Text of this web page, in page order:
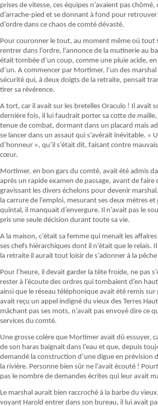
prises de vitesse, ces équipes n’avaient pas
d’arrache-pied et se donnant à fond pour
d’ordre dans ce chaos de comté dévasté.
Pour couronner le tout, au moment même où tout
rentrer dans l’ordre, l’annonce de la mutinerie au
était tombée d’un coup, comme une pluie acide,
d’un. A commencer par Mortimer, l’un des marshal
sécurité qui, à deux doigts de la retraite, pensait
tirer sa révérence.
A tort, car il avait sur les bretelles Oraculo ! Il avait
dernière fois, il lui faudrait porter sa cotte de
tenue de combat, dormant dans un placard mais
se lancer dans un assaut qui s’avérait inévitable. «
d’honneur », qu’il s’était dit, faisant contre
cœur.
Mortimer, en bon gars du comté, avait été admis
après un rapide examen de passage, avant de faire
gravissant les divers échelons pour devenir
la carrure de l’emploi, mesurant ses deux mètres et
quintal, il manquait d’envergure. Il n’avait pas le
pris une seule décision durant toute sa vie.
A la maison, c’était sa femme qui menait les
ses chefs hiérarchiques dont il n’était que le relais. Il
la retraite il aurait tout loisir de s’adonner à la
Pour l’heure, il devait garder la tête froide, ne pas
rester à l’écoute des ordres qui tombaient d’en
ainsi que le réseau téléphonique avait été remis sur
avait reçu un appel indigné du vieux des Terres
mâchant pas ses mots, n’avait pas envoyé dire ce
services du comté.
Une grosse colère que Mortimer avait dû essuyer,
de son haras baignait dans l’eau et que, depuis
demandé la construction d’une digue en prévision
la rivière. Personne bien sûr ne l’avait écouté !
pas le nombre de demandes écrites qui leur avait
Le marshal aurait bien raccroché à la barbe du
voyant Harold entrer dans son bureau, il lui avait